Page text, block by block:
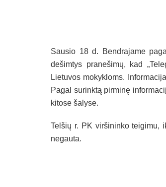
Sausio 18 d. Bendrajame
dešimtys pranešimų, kad
Lietuvos mokykloms.
Pagal surinktą pirminę
kitose šalyse.
Telšių r. PK viršininko teigimu,
negauta.